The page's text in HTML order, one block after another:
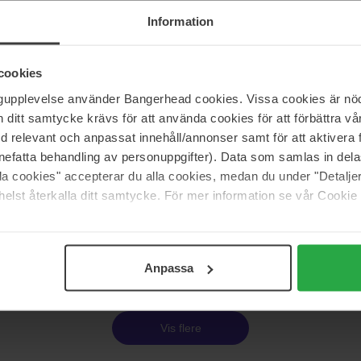
Information
använder Bangerhead cookies. Vissa cookies är
ditt samtycke krävs för att använda cookies för att förbättra
relevant och anpassat innehåll/annonser samt för att aktivera
behandling av personuppgifter). Data som samlas in
cookies" accepterar du alla cookies, medan du under
återkalla ditt samtycke. För mer information se vår
Anpassa
2 039 kr
Infusion d'Amande
Ocean Luna Rossa Ocean
50 ml
960 kr
Vis flere